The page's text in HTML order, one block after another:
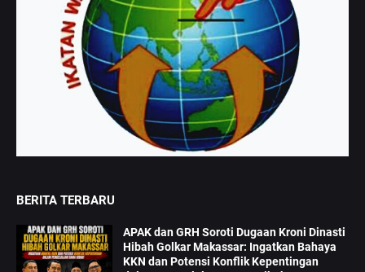
BERITA TERBARU
APAK dan GRH Soroti Dugaan Kroni Dinasti
Hibah Golkar Makassar: Ingatkan Bahaya
KKN dan Potensi Konflik Kepentingan